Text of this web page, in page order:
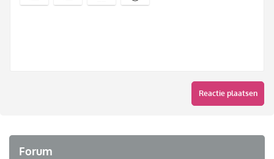
Reactie plaatsen
Forum